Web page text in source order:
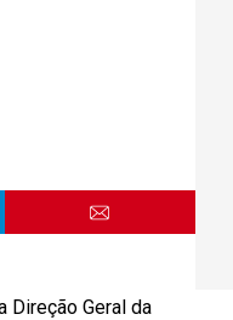
Direção Geral da